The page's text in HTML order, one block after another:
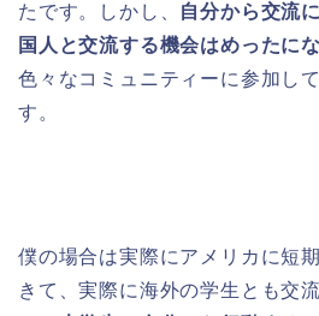
たです。しかし、 自分から交流
国人と交流する機会はめったに
色々なコミュニティーに参加し
す。
僕の場合は実際にアメリカに短
きて、実際に海外の学生とも交